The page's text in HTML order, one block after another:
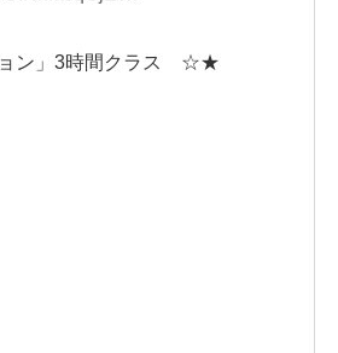
ョン」3時間クラス ☆★